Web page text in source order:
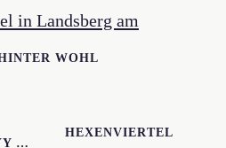
WOHL
…
HEXENVIERTEL